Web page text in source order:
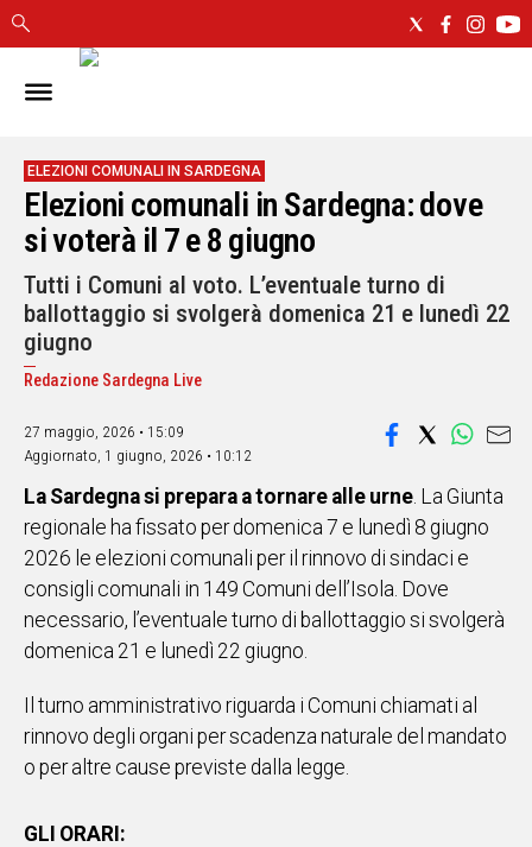
IN
CAGLIARI
SASSARI
NUORO
ORISTANO
SULCIS
GALLURA
OGLIASTRA
MEDIO
ALTRE
NOTIZIE
POLITICA
IN
ITALIA
NEL
MONDO
EVENTI
STORIE
ELEZIONI COMUNALI IN SARDEGNA
Elezioni comunali in Sardegna: dove
si voterà il 7 e 8 giugno
Tutti i Comuni al voto. L’eventuale turno di
ballottaggio si svolgerà domenica 21 e lunedì 22
giugno
Redazione Sardegna Live
27 maggio, 2026 • 15:09
Aggiornato, 1 giugno, 2026 • 10:12
La Sardegna si prepara a tornare alle urne. La Giunta
regionale ha fissato per domenica 7 e lunedì 8 giugno
2026 le elezioni comunali per il rinnovo di sindaci e
consigli comunali in 149 Comuni dell’Isola. Dove
necessario, l’eventuale turno di ballottaggio si svolgerà
domenica 21 e lunedì 22 giugno.
Il turno amministrativo riguarda i Comuni chiamati al
rinnovo degli organi per scadenza naturale del mandato
o per altre cause previste dalla legge.
GLI ORARI: